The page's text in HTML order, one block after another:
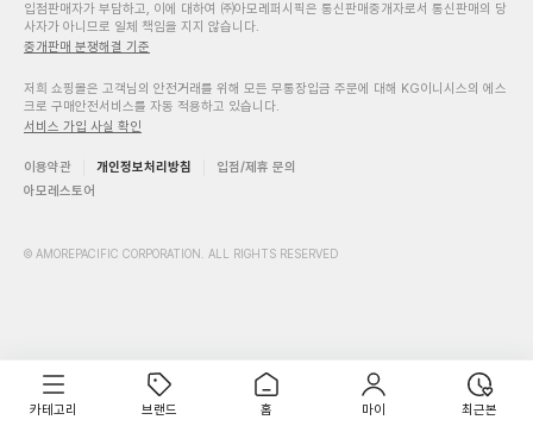
카테고리 브랜드 홈 마이 최근본
입점판매자가 부담하고, 이에 대하여 ㈜아모레퍼시픽은 통신판매중개자로서 통신판매의 당
사자가 아니므로 일체 책임을 지지 않습니다.
중개판매 분쟁해결 기준
저희 쇼핑몰은 고객님의 안전거래를 위해 모든 무통장입금 주문에 대해 KG이니시스의 에스
크로 구매안전서비스를 자동 적용하고 있습니다.
서비스 가입 사실 확인
이용약관 개인정보처리방침
입점/제휴 문의
아모레스토어
© AMOREPACIFIC CORPORATION. ALL RIGHTS RESERVED